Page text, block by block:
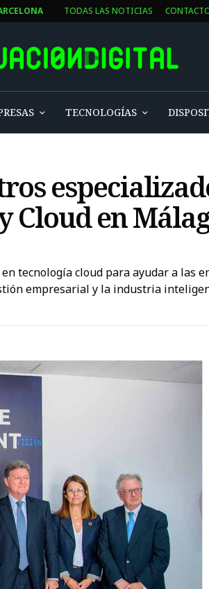
TODAS LAS NOTICIAS
TECNOLOGÍAS
Cloud en
tecnología cloud para ayudar a las
empresarial y la industria